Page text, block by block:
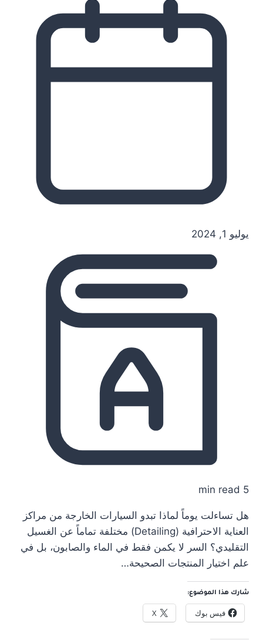
يوليو 1, 2024
5 min read
هل تساءلت يوماً لماذا تبدو السيارات الخارجة من مراكز
العناية الاحترافية (Detailing) مختلفة تماماً عن الغسيل
التقليدي؟ السر لا يكمن فقط في الماء والصابون، بل في
علم اختيار المنتجات الصحيحة…
شارك هذا الموضوع:
فيس بوك X